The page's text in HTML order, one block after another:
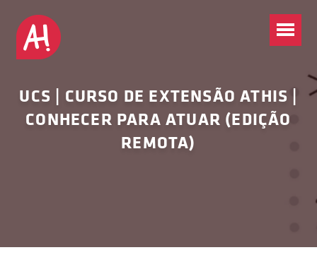
UCS | CURSO DE EXTENSÃO ATHIS |
CONHECER PARA ATUAR (EDIÇÃO
REMOTA)